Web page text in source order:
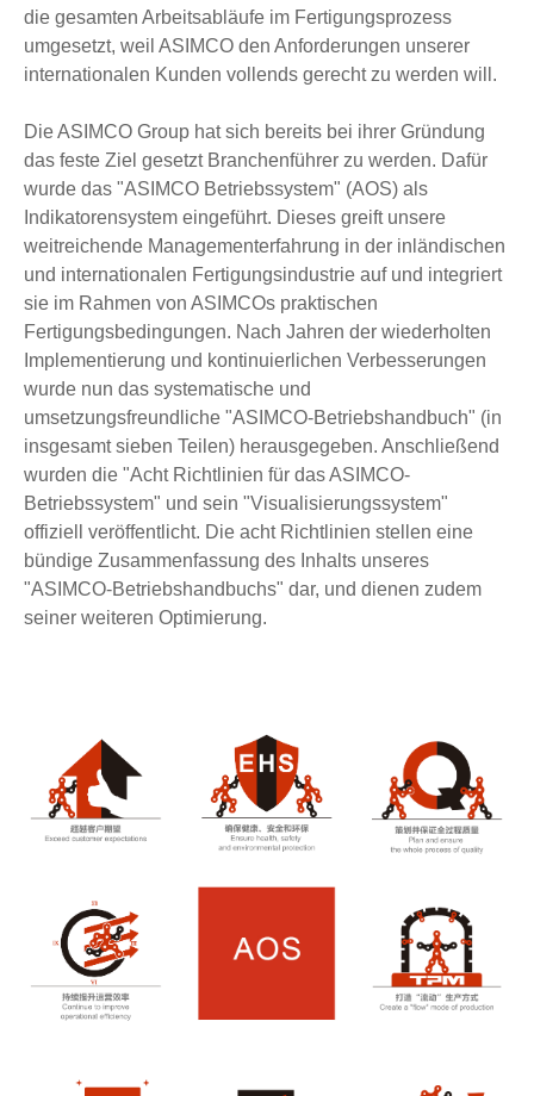
die gesamten Arbeitsabläufe im Fertigungsprozess
umgesetzt, weil ASIMCO den Anforderungen unserer
internationalen Kunden vollends gerecht zu werden will.
Die ASIMCO Group hat sich bereits bei ihrer Gründung
das feste Ziel gesetzt Branchenführer zu werden. Dafür
wurde das "ASIMCO Betriebssystem" (AOS) als
Indikatorensystem eingeführt. Dieses greift unsere
weitreichende Managementerfahrung in der inländischen
und internationalen Fertigungsindustrie auf und integriert
sie im Rahmen von ASIMCOs praktischen
Fertigungsbedingungen. Nach Jahren der wiederholten
Implementierung und kontinuierlichen Verbesserungen
wurde nun das systematische und
umsetzungsfreundliche "ASIMCO-Betriebshandbuch" (in
insgesamt sieben Teilen) herausgegeben. Anschließend
wurden die "Acht Richtlinien für das ASIMCO-
Betriebssystem" und sein "Visualisierungssystem"
offiziell veröffentlicht. Die acht Richtlinien stellen eine
bündige Zusammenfassung des Inhalts unseres
"ASIMCO-Betriebshandbuchs" dar, und dienen zudem
seiner weiteren Optimierung.